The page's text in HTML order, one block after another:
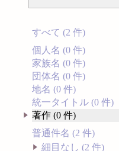
すべて (2 件)
個人名 (0 件)
家族名 (0 件)
団体名 (0 件)
地名 (0 件)
統一タイトル (0 件)
著作 (0 件)
普通件名 (2 件)
細目なし (2 件)